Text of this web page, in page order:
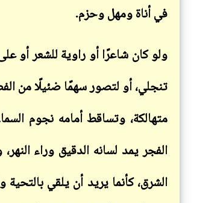
في أناة ومهل وحزم.
ولو كان شاعرًا أو راوية للشعر أو
تنجلي، أو لتصور سهمًا ضئيلًا من
متهالكة، وتساقط أمامه نجوم
الفجر يمد لسانه الدقيق وراء
الشرق، كأنما يريد أن يلقي